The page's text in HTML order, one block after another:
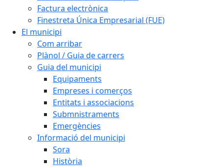
Factura electrònica
Finestreta Única Empresarial (FUE)
El municipi
Com arribar
Plànol / Guia de carrers
Guia del municipi
Equipaments
Empreses i comerços
Entitats i associacions
Submnistraments
Emergències
Informació del municipi
Sora
Història